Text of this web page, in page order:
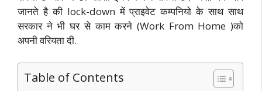
n
sl
at
e
जानते है की lock-down में प्राइवेट कम्पनियो के साथ साथ
सरकार ने भी घर से काम करने (Work From Home )को
अपनी वरियता दी.
Table of Contents